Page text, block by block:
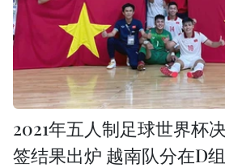
2021年五人制足球世界杯
签结果出炉 越南队分在D组